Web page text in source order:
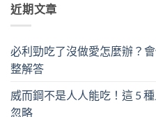
近期文章
必利勁吃了沒做愛怎麼辦？
整解答
威而鋼不是人人能吃！這 5
忽略